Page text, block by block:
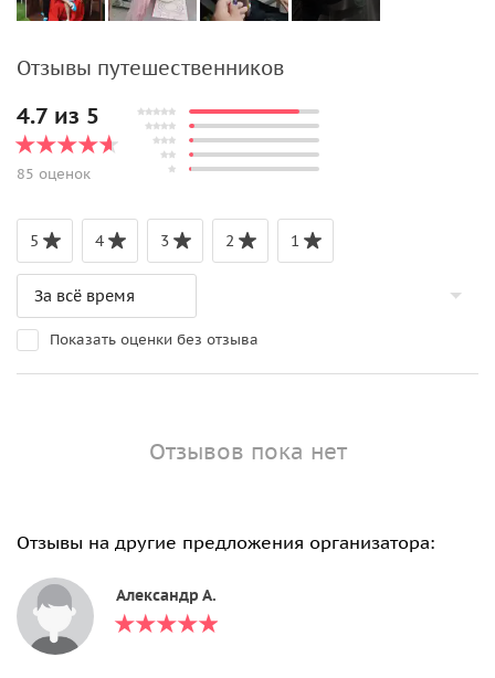
Отзывы путешественников
4.7 из 5
85 оценок
5 4 3 2 1
Показать оценки без отзыва
Отзывов пока нет
Отзывы на другие предложения организатора:
Александр А.